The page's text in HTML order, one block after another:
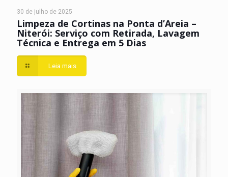
30 de julho de 2025
Limpeza de Cortinas na Ponta d’Areia –
Niterói: Serviço com Retirada, Lavagem
Técnica e Entrega em 5 Dias
Leia mais